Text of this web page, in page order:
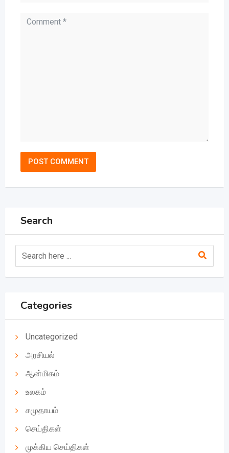
Search
Categories
Uncategorized
அரசியல்
ஆன்மிகம்
உலகம்
சமுதாயம்
செய்திகள்
முக்கிய செய்திகள்